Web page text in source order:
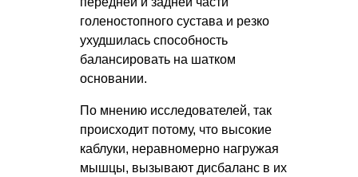
голеностопного сустава и резко
ухудшилась способность
балансировать на шатком
основании.
По мнению исследователей, так
происходит потому, что высокие
каблуки, неравномерно нагружая
мышцы, вызывают дисбаланс в их